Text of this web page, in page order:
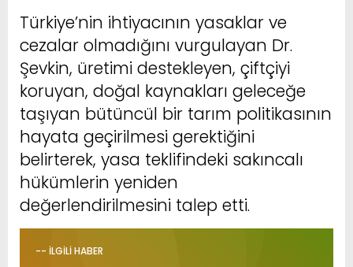
Türkiye’nin ihtiyacının yasaklar ve
cezalar olmadığını vurgulayan Dr.
Şevkin, üretimi destekleyen, çiftçiyi
koruyan, doğal kaynakları geleceğe
taşıyan bütüncül bir tarım politikasının
hayata geçirilmesi gerektiğini
belirterek, yasa teklifindeki sakıncalı
hükümlerin yeniden
değerlendirilmesini talep etti.
-- İLGİLİ HABER